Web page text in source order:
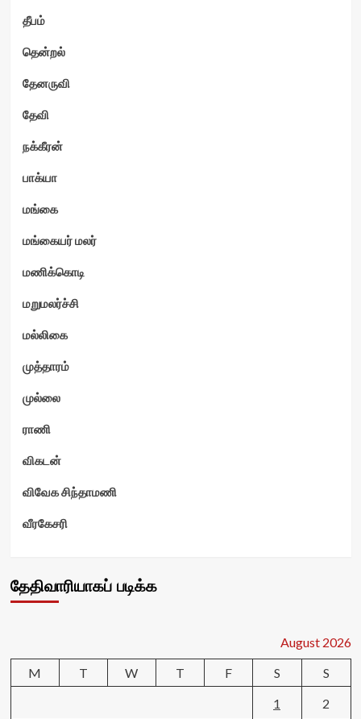
தீபம்
தென்றல்
தேனருவி
தேவி
நக்கீரன்
பாக்யா
மங்கை
மங்கையர் மலர்
மணிக்கொடி
மறுமலர்ச்சி
மல்லிகை
முத்தாரம்
முல்லை
ராணி
விகடன்
விவேக சிந்தாமணி
வீரகேசரி
தேதிவாரியாகப் படிக்க
August 2026
M
T W T F S
S
1
2